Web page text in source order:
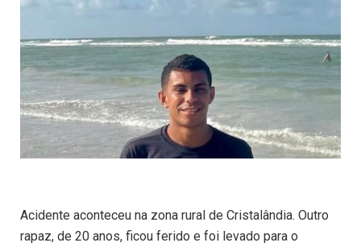
Acidente aconteceu na zona rural de Cristalândia. Outro
rapaz, de 20 anos, ficou ferido e foi levado para o